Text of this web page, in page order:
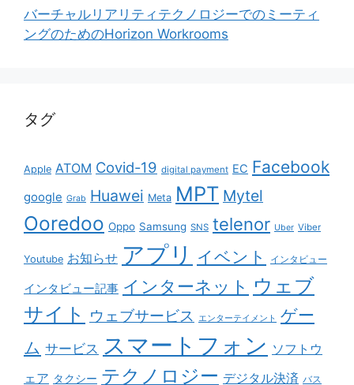
バーチャルリアリティテクノロジーでのミーティ
ングのためのHorizon Workrooms
タグ
Apple ATOM Covid-19 digital payment EC Facebook
google Grab Huawei Meta MPT Mytel
Ooredoo Oppo Samsung SNS telenor Uber Viber
Youtube お知らせ アプリ イベント インタビュー
インタビュー記事 インターネット ウェブ
サイト ウェブサービス エンターテイメント ゲー
ム サービス スマートフォン ソフトウ
ェア タクシー テクノロジー デジタル決済 バス